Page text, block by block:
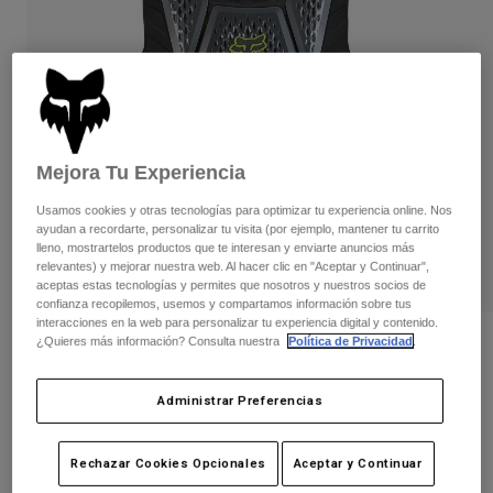
Pantalones largos
Pantalones cortos
Guantes
Protecciones
Gafas de protección
Accesorios
Recambios
Pantalones
Guantes
Chaquetas
Protecciones
Gafas de protección
Calcetines
Mochilas y accesorios
Recambios
Ver todo
Mujer
Camisetas y tops
Sudaderas
Chaquetas
Pantalones
Camisas
Ver todo
Niños
Gafas de Protección
Calcetines
Ver todo
Moto
Cascos
Camisetas
Pantalones
Gafas de Protección
Opiniones
Protección Raceframe Impact CE
N.º de artículo24265
Price reduced from
169,99 €to110,49 € 35% OFF
Mejora Tu Experiencia
Usamos cookies y otras tecnologías para optimizar tu experiencia online. Nos
ayudan a recordarte, personalizar tu visita (por ejemplo, mantener tu carrito
lleno, mostrartelos productos que te interesan y enviarte anuncios más
relevantes) y mejorar nuestra web. Al hacer clic en "Aceptar y Continuar",
aceptas estas tecnologías y permites que nosotros y nuestros socios de
confianza recopilemos, usemos y compartamos información sobre tus
interacciones en la web para personalizar tu experiencia digital y contenido.
¿Quieres más información? Consulta nuestra
Política de Privacidad
Administrar Preferencias
Rechazar Cookies Opcionales Aceptar y Continuar